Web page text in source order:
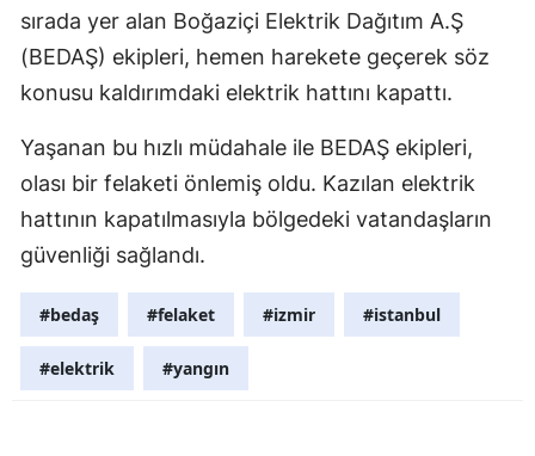
Gaziantep
Giresun
Hakkari
Hatay
Mersin
sırada yer alan Boğaziçi Elektrik Dağıtım A.Ş
(BEDAŞ) ekipleri, hemen harekete geçerek söz
konusu kaldırımdaki elektrik hattını kapattı.
Yaşanan bu hızlı müdahale ile BEDAŞ ekipleri,
olası bir felaketi önlemiş oldu. Kazılan elektrik
hattının kapatılmasıyla bölgedeki vatandaşların
güvenliği sağlandı.
#bedaş #felaket #izmir #istanbul
#elektrik #yangın